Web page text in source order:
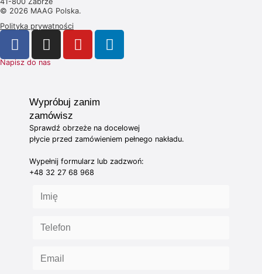
© 2026 MAAG Polska.
Polityka prywatności
Napisz do nas
Wypróbuj zanim
zamówisz
Sprawdź obrzeże na docelowej
płycie przed zamówieniem pełnego nakładu.
Wypełnij formularz lub zadzwoń:
+48 32 27 68 968